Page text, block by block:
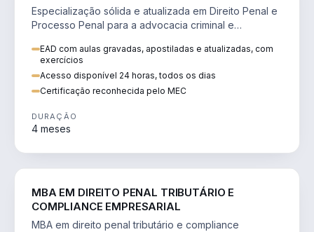
Especialização sólida e atualizada em Direito Penal e
Processo Penal para a advocacia criminal e
EAD com aulas gravadas, apostiladas e atualizadas, com
exercícios
Acesso disponível 24 horas, todos os dias
Certificação reconhecida pelo MEC
DURAÇÃO
4 meses
MBA EM DIREITO PENAL TRIBUTÁRIO E
COMPLIANCE EMPRESARIAL
MBA em direito penal tributário e compliance